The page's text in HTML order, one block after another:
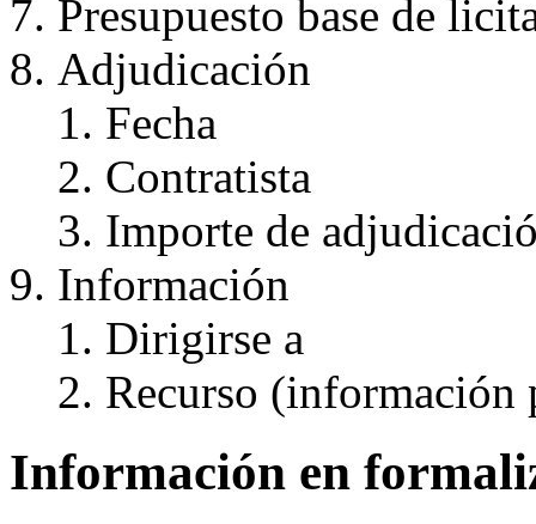
Presupuesto base de
Adjudicación
Fecha
Contratista
Importe de
Información
Dirigirse a
Recurso (información
Información en